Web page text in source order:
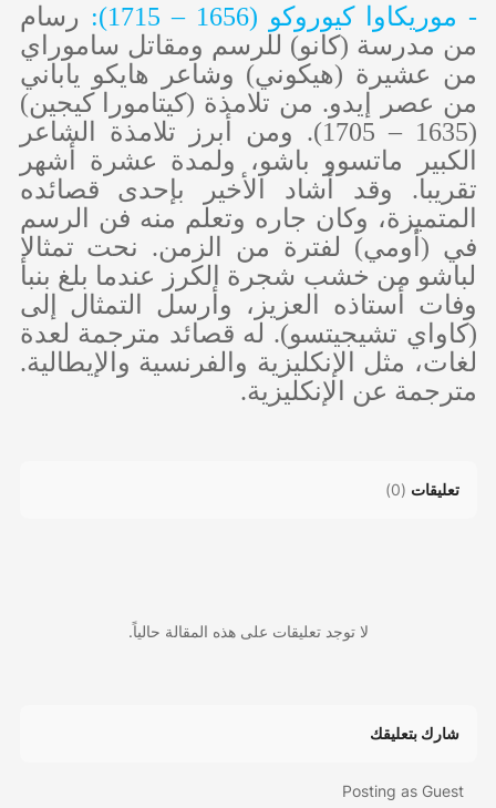
- موريكاوا كيوروكو (1656 – 1715):
رسام
من مدرسة (كانو) للرسم ومقاتل ساموراي
من عشيرة (هيكوني) وشاعر هايكو ياباني
من عصر إيدو. من تلامذة (كيتامورا كيجين)
(1635 – 1705). ومن أبرز تلامذة الشاعر
الكبير ماتسوو باشو، ولمدة عشرة أشهر
تقريبا. وقد أشاد الأخير بإحدى قصائده
المتميزة، وكان جاره وتعلم منه فن الرسم
في (أومي) لفترة من الزمن. نحت تمثالا
لباشو من خشب شجرة الكرز عندما بلغ بنبأ
وفات أستاذه العزيز، وأرسل التمثال إلى
(كاواي تشيجيتسو). له قصائد مترجمة لعدة
لغات، مثل الإنكليزية والفرنسية والإيطالية.
مترجمة عن الإنكليزية.
تعليقات (
0
)
لا توجد تعليقات على هذه المقالة حالياً.
شارك بتعليقك
Posting as Guest